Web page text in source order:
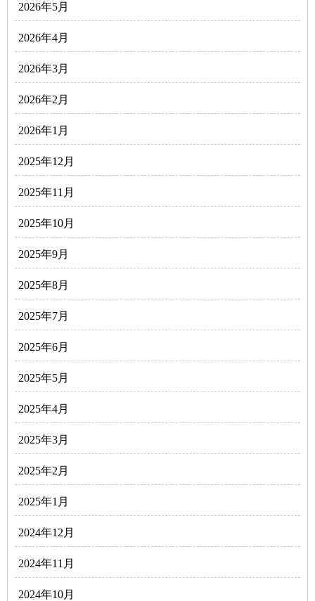
2026年5月
2026年4月
2026年3月
2026年2月
2026年1月
2025年12月
2025年11月
2025年10月
2025年9月
2025年8月
2025年7月
2025年6月
2025年5月
2025年4月
2025年3月
2025年2月
2025年1月
2024年12月
2024年11月
2024年10月